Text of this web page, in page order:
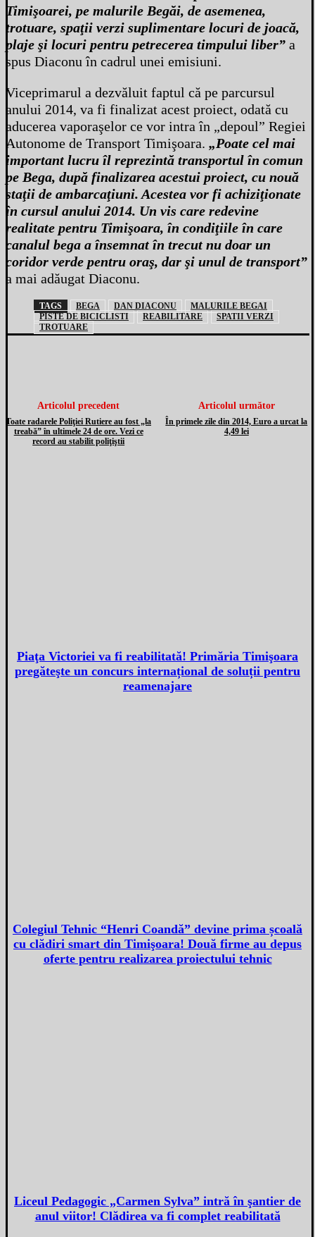
Timişoarei, pe malurile Begăi, de asemenea,
trotuare, spaţii verzi suplimentare locuri de joacă,
plaje şi locuri pentru petrecerea timpului liber” a
spus Diaconu în cadrul unei emisiuni.
Viceprimarul a dezvăluit faptul că pe parcursul
anului 2014, va fi finalizat acest proiect, odată cu
aducerea vaporaşelor ce vor intra în „depoul” Regiei
Autonome de Transport Timişoara. „Poate cel mai
important lucru îl reprezintă transportul în comun
pe Bega, după finalizarea acestui proiect, cu nouă
staţii de ambarcaţiuni. Acestea vor fi achiziţionate
în cursul anului 2014. Un vis care redevine
realitate pentru Timişoara, în condiţiile în care
canalul bega a însemnat în trecut nu doar un
coridor verde pentru oraş, dar şi unul de transport”
a mai adăugat Diaconu.
TAGS BEGA DAN DIACONU
MALURILE BEGAI
PISTE DE BICICLISTI
REABILITARE
SPATII VERZI
TROTUARE
Articolul precedent
Toate radarele Poliţiei Rutiere au fost „la
treabă” în ultimele 24 de ore. Vezi ce
record au stabilit poliţiştii
Articolul următor
În primele zile din 2014, Euro a urcat la
4,49 lei
Piaţa Victoriei va fi reabilitată! Primăria Timişoara
pregăteşte un concurs internațional de soluții pentru
reamenajare
Colegiul Tehnic “Henri Coandă” devine prima școală
cu clădiri smart din Timişoara! Două firme au depus
oferte pentru realizarea proiectului tehnic
Liceul Pedagogic „Carmen Sylva” intră în şantier de
anul viitor! Clădirea va fi complet reabilitată